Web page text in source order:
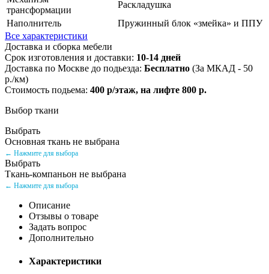
трансформации
Раскладушка
Наполнитель
Пружинный блок «змейка» и ППУ
Все характеристики
Доставка и сборка мебели
Срок изготовления и доставки: 10-14 дней
Доставка по Москве до подьезда: Бесплатно (За МКАД - 50
р./км)
Стоимость подьема: 400 р/этаж, на лифте 800 р.
Выбор ткани
Выбрать
Основная ткань не выбрана
← Нажмите для выбора
Выбрать
Ткань-компаньон не выбрана
← Нажмите для выбора
Описание
Отзывы о товаре
Задать вопрос
Дополнительно
Характеристики